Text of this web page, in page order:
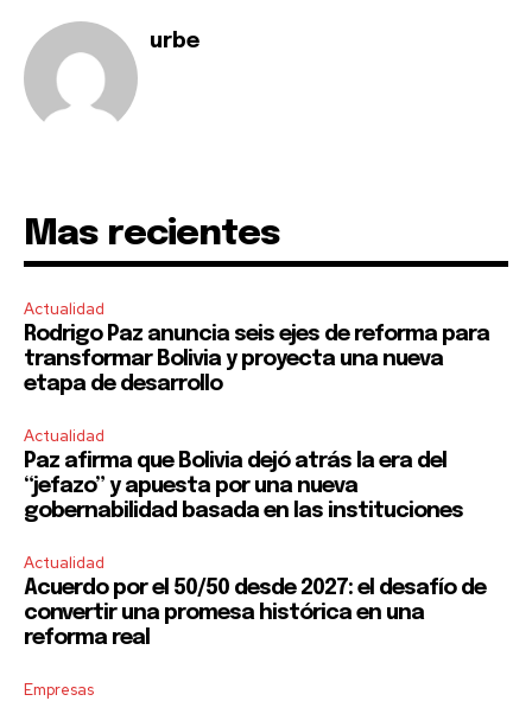
urbe
Mas recientes
Actualidad
Rodrigo Paz anuncia seis ejes de reforma para
transformar Bolivia y proyecta una nueva
etapa de desarrollo
Actualidad
Paz afirma que Bolivia dejó atrás la era del
“jefazo” y apuesta por una nueva
gobernabilidad basada en las instituciones
Actualidad
Acuerdo por el 50/50 desde 2027: el desafío de
convertir una promesa histórica en una
reforma real
Empresas